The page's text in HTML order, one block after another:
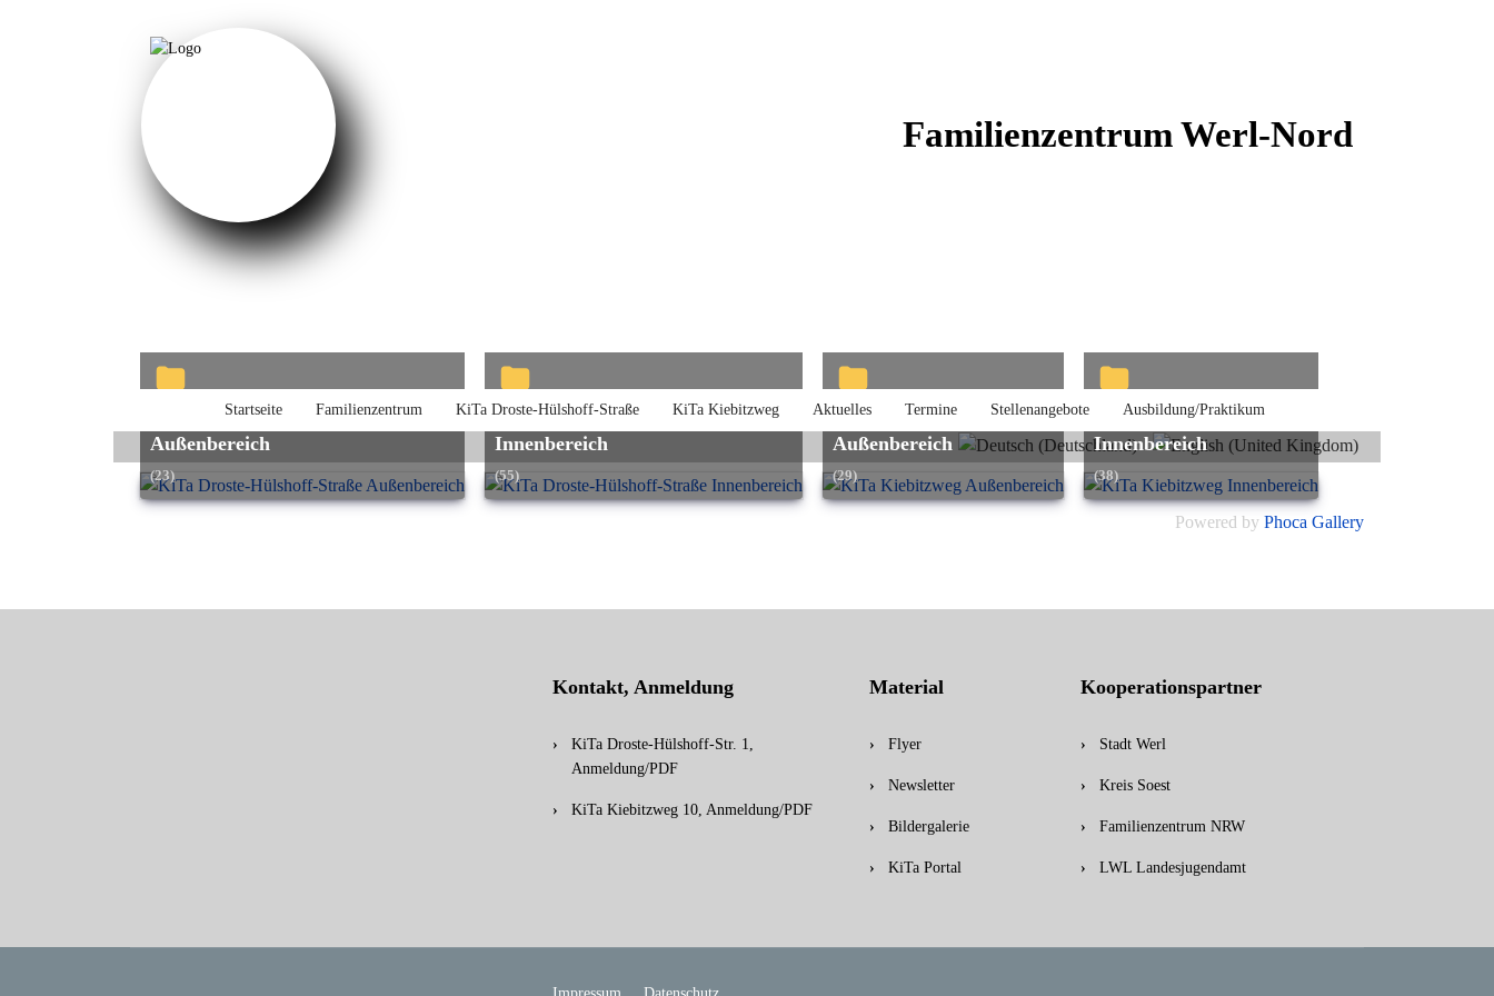
Familienzentrum Werl-Nord
Startseite Familienzentrum KiTa Droste-Hülshoff-Straße KiTa Kiebitzweg Aktuelles Termine Stellenangebote Ausbildung/Praktikum
Sprache auswählen
Außenbereich
(23)
KiTa Droste-Hülshoff-Straße
Innenbereich
(55)
KiTa Kiebitzweg
Außenbereich
(29)
Innenbereich
(38)
Powered by Phoca Gallery
Kontakt, Anmeldung
KiTa Droste-Hülshoff-Str. 1,
Anmeldung/PDF
KiTa Kiebitzweg 10, Anmeldung/PDF
Material
Flyer
Newsletter
Bildergalerie
KiTa Portal
Kooperationspartner
Stadt Werl
Kreis Soest
Familienzentrum NRW
LWL Landesjugendamt